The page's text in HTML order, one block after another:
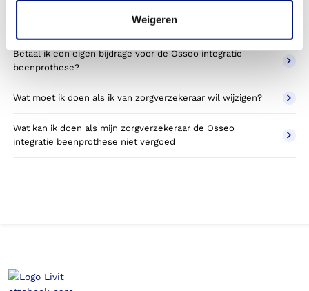
Weigeren
sporten betaald door mijn zorgverzekering?
Betaal ik een eigen bijdrage voor de Osseo integratie
beenprothese?
Wat moet ik doen als ik van zorgverzekeraar wil wijzigen?
Wat kan ik doen als mijn zorgverzekeraar de Osseo
integratie beenprothese niet vergoed